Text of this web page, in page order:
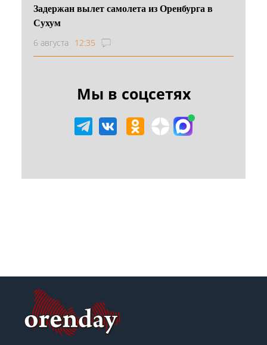
Задержан вылет самолета из Оренбурга в
Сухум
6 августа 12:35
Мы в соцсетях